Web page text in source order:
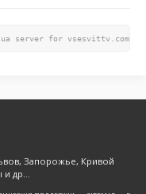
server for vsesvittv.com.ua
Запорожье, Кривой
и др...